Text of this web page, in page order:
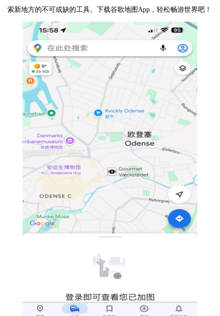
索新地方的不可或缺的工具。下载谷歌地图App，轻松畅游世界吧！